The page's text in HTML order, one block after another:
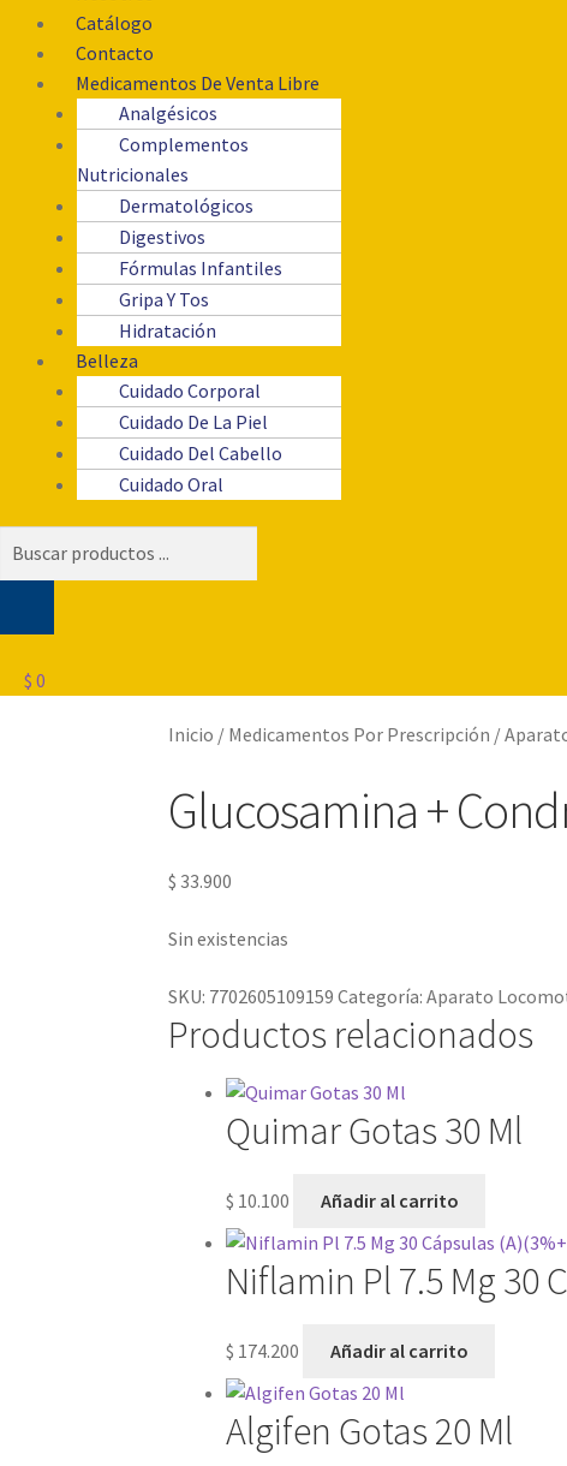
Catálogo
Contacto
Medicamentos De Venta Libre
Analgésicos
Complementos
Nutricionales
Dermatológicos
Digestivos
Fórmulas Infantiles
Gripa Y Tos
Hidratación
Belleza
Cuidado Corporal
Cuidado De La Piel
Cuidado Del Cabello
Cuidado Oral
$ 0
Inicio / Medicamentos Por Prescripción /
Glucosamina +
$ 33.900
Sin existencias
SKU: 7702605109159 Categoría:Aparato
Productos relacionados
Quimar Gotas 30 Ml
$ 10.100 Añadir al carrito
Niflamin Pl 7.5 Mg 30
$ 174.200 Añadir al carrito
Algifen Gotas 20 Ml